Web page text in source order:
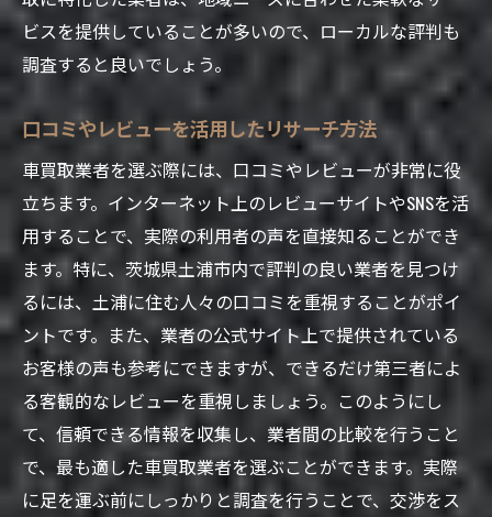
ビスを提供していることが多いので、ローカルな評判も
調査すると良いでしょう。
口コミやレビューを活用したリサーチ方法
車買取業者を選ぶ際には、口コミやレビューが非常に役
立ちます。インターネット上のレビューサイトやSNSを活
用することで、実際の利用者の声を直接知ることができ
ます。特に、茨城県土浦市内で評判の良い業者を見つけ
るには、土浦に住む人々の口コミを重視することがポイ
ントです。また、業者の公式サイト上で提供されている
お客様の声も参考にできますが、できるだけ第三者によ
る客観的なレビューを重視しましょう。このようにし
て、信頼できる情報を収集し、業者間の比較を行うこと
で、最も適した車買取業者を選ぶことができます。実際
に足を運ぶ前にしっかりと調査を行うことで、交渉をス